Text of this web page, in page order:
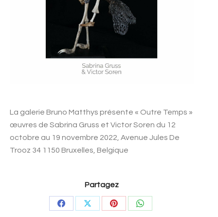
La galerie Bruno Matthys présente « Outre Temps »
œuvres de Sabrina Gruss et Victor Soren du 12
octobre au 19 novembre 2022, Avenue Jules De
Trooz 34 1150 Bruxelles, Belgique
Partagez
Share
Share
Share
Share